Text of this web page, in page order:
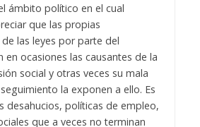
ámbito político en el cual
que las propias
las leyes por parte del
en ocasiones las causantes de la
social y otras veces su mala
la exponen a ello. Es
desahucios, políticas de empleo,
que a veces no terminan